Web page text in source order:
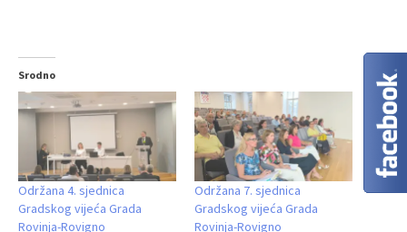
Srodno
Održana 4. sjednica
Gradskog vijeća Grada
Rovinja-Rovigno
Održana 7. sjednica
Gradskog vijeća Grada
Rovinja-Rovigno